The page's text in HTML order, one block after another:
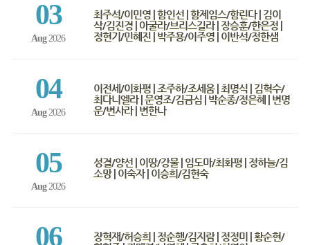
03
Aug 2026
최주석/이민영 | 함인선 | 함제임스/함린다 | 김이
삭/김진경 | 아굴라/브리스길라 | 장승훈/한은정 |
정현기/민혜진 | 박주용/이주영 | 이반석/정한샘
04
Aug 2026
이전세/이화평 | 조주하/조세움 | 최명식 | 김혁수/
최다니엘라 | 문영조/김금심 | 박순종/정은혜 | 변명
운/변사라 | 변한나
05
Aug 2026
성결/양선 | 이땅/강물 | 임도마/최화평 | 정하늘/김
소망 | 이숙자 | 이승희/김현숙
06
장혁재/허승희 | 정순행/김지람 | 정정미 | 황순현/